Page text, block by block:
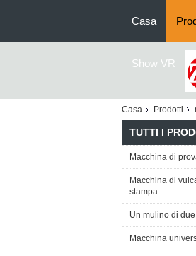
Casa
Show VR
Casa Prodotti
TUTTI I
Macchina di
Macchina di
stampa
Un mulino di
Macchina